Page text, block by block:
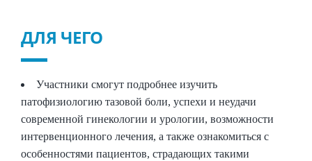
ДЛЯ ЧЕГО
Участники смогут подробнее изучить
патофизиологию тазовой боли, успехи и неудачи
современной гинекологии и урологии, возможности
интервенционного лечения, а также ознакомиться с
особенностями пациентов, страдающих такими